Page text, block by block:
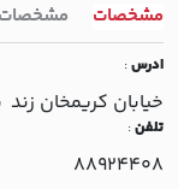
مشخصات
ادرس:
خيابان کريمخان
تلفن:
88924408